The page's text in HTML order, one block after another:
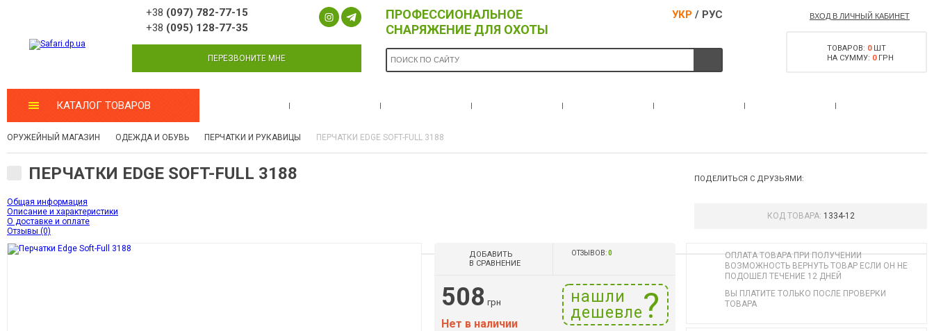
+38 (097) 782-77-15
+38 (095) 128-77-35
ПЕРЕЗВОНИТЕ МНЕ
ПРОФЕССИОНАЛЬНОЕ
СНАРЯЖЕНИЕ ДЛЯ ОХОТЫ
УКР / РУС ВХОД В ЛИЧНЫЙ КАБИНЕТ
ТОВАРОВ: 0ШТ
НА СУММУ: 0ГРН
КАТАЛОГ ТОВАРОВ
ОРУЖЕЙНЫЙ МАГАЗИН ОДЕЖДА И ОБУВЬ ПЕРЧАТКИ И РУКАВИЦЫ ПЕРЧАТКИ EDGE SOFT-FULL 3188
ПЕРЧАТКИ EDGE SOFT-FULL 3188
Общая информация
Описание и характеристики
О доставке и оплате
Отзывы (0)
ПОДЕЛИТЬСЯ С ДРУЗЬЯМИ:
КОД ТОВАРА: 1334-12
ДОБАВИТЬ
В СРАВНЕНИЕ
ОТЗЫВОВ:0
508 грн
нашли
дешевле
Нет в наличии
ОПЛАТА ТОВАРА ПРИ ПОЛУЧЕНИИ
ВОЗМОЖНОСТЬ ВЕРНУТЬ ТОВАР ЕСЛИ ОН НЕ
ПОДОШЕЛ ТЕЧЕНИЕ 12 ДНЕЙ
ВЫ ПЛАТИТЕ ТОЛЬКО ПОСЛЕ ПРОВЕРКИ
ТОВАРА